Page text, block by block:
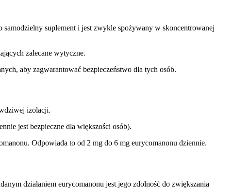
samodzielny suplement i jest zwykle spożywany w skoncentrowanej
zalecane wytyczne.
aby zagwarantować bezpieczeństwo dla tych osób.
izolacji.
jest bezpieczne dla większości osób).
Odpowiada to od 2 mg do 6 mg eurycomanonu dziennie.
działaniem eurycomanonu jest jego zdolność do zwiększania